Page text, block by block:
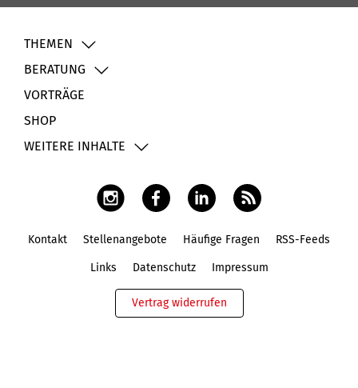
THEMEN
BERATUNG
VORTRÄGE
SHOP
WEITERE INHALTE
Kontakt Stellenangebote Häufige Fragen RSS-Feeds
Links Datenschutz Impressum
Vertrag widerrufen